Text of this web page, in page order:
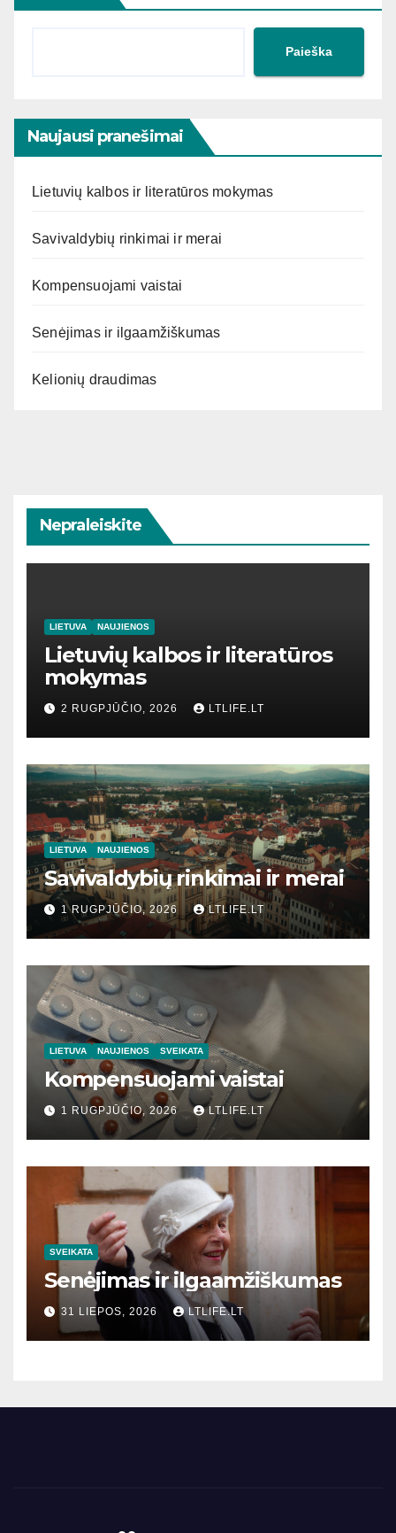
Paieška
Naujausi pranešimai
Lietuvių kalbos ir literatūros mokymas
Savivaldybių rinkimai ir merai
Kompensuojami vaistai
Senėjimas ir ilgaamžiškumas
Kelionių draudimas
Nepraleiskite
LIETUVA NAUJIENOS
Lietuvių kalbos ir literatūros
mokymas
2 RUGPJŪČIO, 2026 LTLIFE.LT
LIETUVA NAUJIENOS
Savivaldybių rinkimai ir merai
1 RUGPJŪČIO, 2026 LTLIFE.LT
LIETUVA NAUJIENOS SVEIKATA
Kompensuojami vaistai
1 RUGPJŪČIO, 2026 LTLIFE.LT
SVEIKATA
Senėjimas ir ilgaamžiškumas
31 LIEPOS, 2026 LTLIFE.LT